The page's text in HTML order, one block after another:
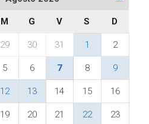
M G V S D
29 30 31 1 2
5 6 7 8 9
12 13 14 15 16
19 20 21 22 23